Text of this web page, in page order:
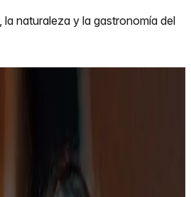
la naturaleza y la gastronomía del